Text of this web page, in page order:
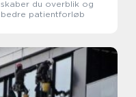
skaber du overblik og
bedre patientforløb